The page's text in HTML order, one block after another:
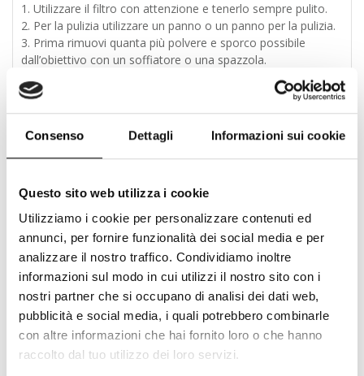
Consenso Dettagli Informazioni sui cookie
Questo sito web utilizza i cookie
Utilizziamo i cookie per personalizzare contenuti ed
annunci, per fornire funzionalità dei social media e per
analizzare il nostro traffico. Condividiamo inoltre
informazioni sul modo in cui utilizzi il nostro sito con i
nostri partner che si occupano di analisi dei dati web,
pubblicità e social media, i quali potrebbero combinarle
con altre informazioni che hai fornito loro o che hanno
raccolto dal tuo utilizzo dei loro servizi.
Utilizzare il filtro con attenzione e tenerlo sempre pulito.
Per la pulizia utilizzare un panno o un panno per la pulizia.
Prima rimuovi quanta più polvere e sporco possibile
dall’obiettivo con un soffiatore o una spazzola.
Il filtro è in vetro. Quando è rotto, i frammenti di vetro
possono ferirsi.
Quando il filtro non è montato sull’obiettivo, conservarlo
lontano da oggetti appuntiti. Potrebbero danneggiare il vetro
del filtro.
Conservare i filtri nella custodia rigida di plastica o nella
custodia del filtro.
Mantenere i filtri asciutti e lontano dalla luce diretta del
Evitare lo stoccaggio in ambienti ad alta umidità.
Le gocce di umidità dovute al’elevata umidità o alla
rugiada sul filtro possono bruciare il rivestimento e creare
sulla superficie del vetro tracce che possono essere
difficilmente rimosse.